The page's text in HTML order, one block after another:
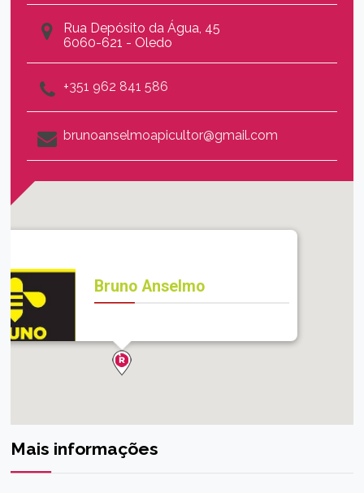
Rua Depósito da Água, 45
6060-621 - Oledo
+351 962 841 586
brunoanselmoapicultor@gmail.com
Bruno Anselmo
Mais informações